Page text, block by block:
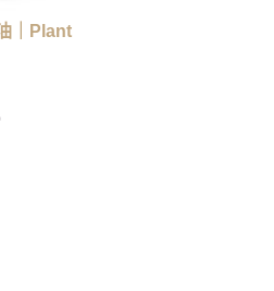
｜Plant